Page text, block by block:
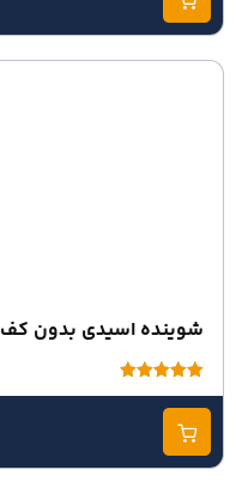
5
شوینده اسیدی بدون کف
امتیاز5.00
از 5